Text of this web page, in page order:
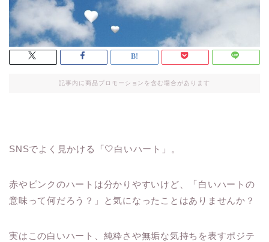
記事内に商品プロモーションを含む場合があります
SNSでよく見かける「🤍白いハート」。
赤やピンクのハートは分かりやすいけど、「白いハートの
意味って何だろう？」と気になったことはありませんか？
実はこの白いハート、純粋さや無垢な気持ちを表すポジテ